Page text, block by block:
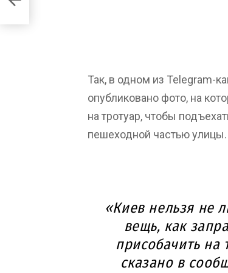
Так, в одном из Telegram-
опубликовано фото, на
на тротуар, чтобы
пешеходной частью улицы.
«Киев нельзя не
вещь, как
присобачить на
сказано в